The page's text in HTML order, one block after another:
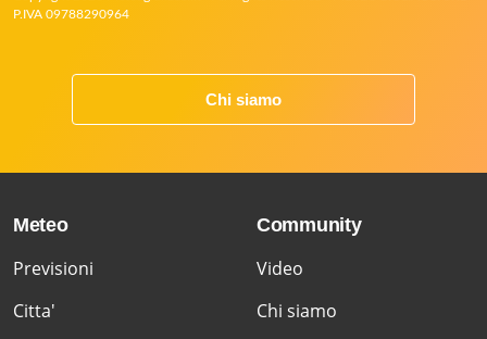
P.IVA 09788290964
Chi siamo
Meteo
Previsioni
Citta'
Community
Video
Chi siamo